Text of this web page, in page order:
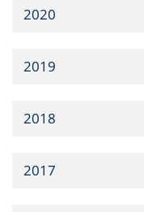
2020
2019
2018
2017